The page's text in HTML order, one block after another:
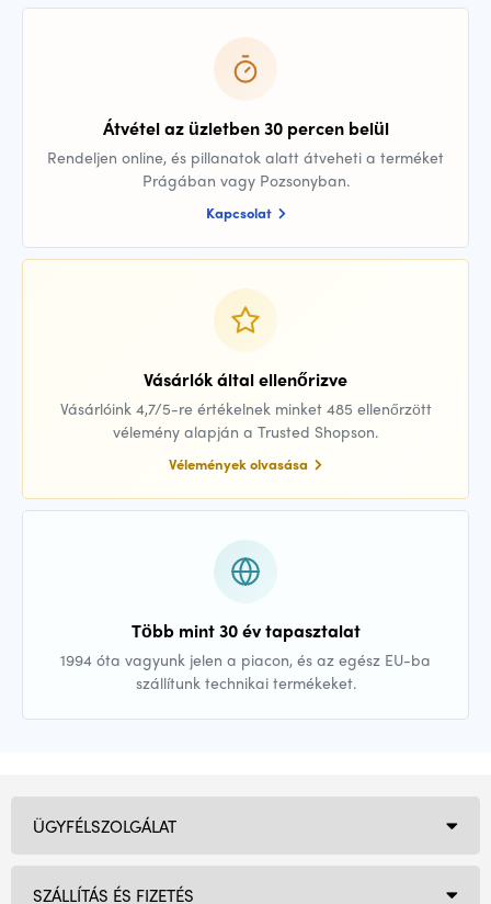
Átvétel az üzletben 30 percen belül
Rendeljen online, és pillanatok alatt átveheti a terméket
Prágában vagy Pozsonyban.
Kapcsolat
Vásárlók által ellenőrizve
Vásárlóink 4,7/5-re értékelnek minket 485 ellenőrzött
vélemény alapján a Trusted Shopson.
Vélemények olvasása
Több mint 30 év tapasztalat
1994 óta vagyunk jelen a piacon, és az egész EU-ba
szállítunk technikai termékeket.
ÜGYFÉLSZOLGÁLAT
SZÁLLÍTÁS ÉS FIZETÉS